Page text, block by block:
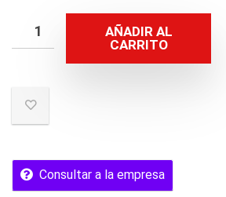
AÑADIR AL
CARRITO
Consultar a la empresa